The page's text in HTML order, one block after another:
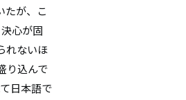
たが、こ
心が固
れないほ
り込んで
日本語で